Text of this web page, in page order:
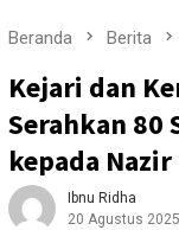
Beranda Berita
Kejari dan
Serahkan 80
kepada Nazir
Ibnu Ridha
20 Agustus 2025